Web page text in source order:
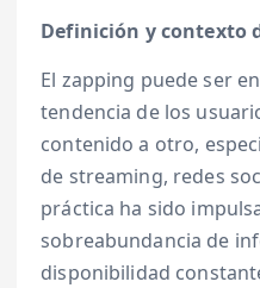
Definición y contexto
El zapping puede ser
tendencia de los
contenido a otro,
de streaming, redes
práctica ha sido
sobreabundancia de
disponibilidad